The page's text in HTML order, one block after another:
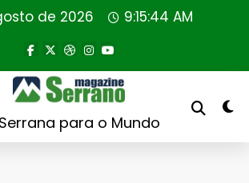
de 2026 9:15:45 AM
para o Mundo